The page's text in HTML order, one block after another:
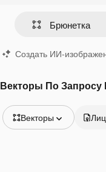
Создать ИИ-
Векторы По Запросу
Векторы